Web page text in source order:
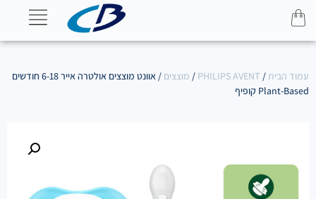
עמוד הבית/
PHILIPS AVENT
/ מוצצים
/ אוונט מוצצים אולטרה אייר 6-18 חודשים
Plant-Based קופיף